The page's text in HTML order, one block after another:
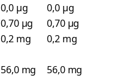
0,0 µg
0,0 µg
0,70 µg
0,70 µg
0,2 mg
0,2 mg
56,0 mg
56,0 mg